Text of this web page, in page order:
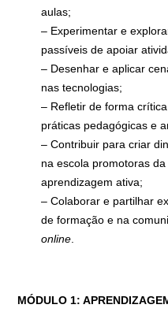
aulas;
– Experimentar e
passíveis de apoiar
– Desenhar e aplicar
nas tecnologias;
– Refletir de forma
práticas pedagógicas e
– Contribuir para criar
na escola promotoras
aprendizagem ativa;
– Colaborar e partilhar
de formação e na
online
MÓDULO 1: